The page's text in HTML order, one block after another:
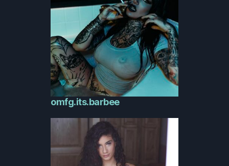
omfg.its.barbee